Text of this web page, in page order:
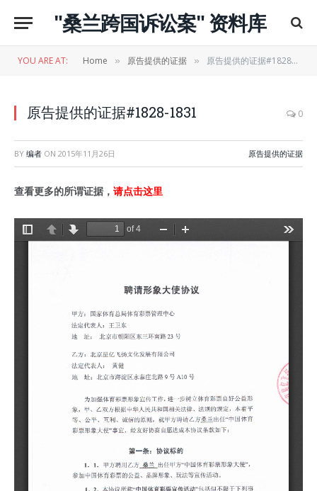
"桑兰跨国诉讼案" 资料库
YOU ARE AT: Home » 原告提供的证据 » 原告提供的证据#1828-1831
原告提供的证据#1828-1831 0
BY 编者 ON 2015年11月26日 原告提供的证据
查看更多的所谓证据， 请点击这里